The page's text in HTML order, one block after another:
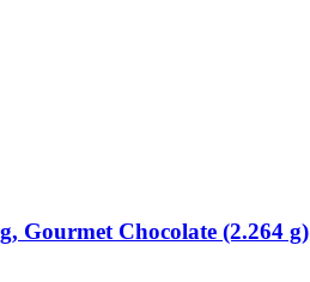
Gourmet Chocolate (2.264 g)